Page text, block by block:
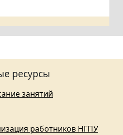
ресурсы
занятий
работников НГПУ